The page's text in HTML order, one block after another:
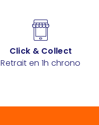
Click & Collect
Retrait en 1h chrono